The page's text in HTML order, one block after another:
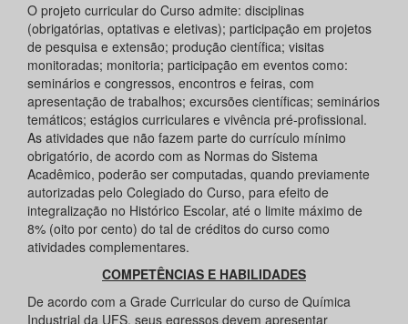
O projeto curricular do Curso admite: disciplinas
(obrigatórias, optativas e eletivas); participação em projetos
de pesquisa e extensão; produção científica; visitas
monitoradas; monitoria; participação em eventos como:
seminários e congressos, encontros e feiras, com
apresentação de trabalhos; excursões científicas; seminários
temáticos; estágios curriculares e vivência pré-profissional.
As atividades que não fazem parte do currículo mínimo
obrigatório, de acordo com as Normas do Sistema
Acadêmico, poderão ser computadas, quando previamente
autorizadas pelo Colegiado do Curso, para efeito de
integralização no Histórico Escolar, até o limite máximo de
8% (oito por cento) do tal de créditos do curso como
atividades complementares.
COMPETÊNCIAS E HABILIDADES
De acordo com a Grade Curricular do curso de Química
Industrial da UFS, seus egressos devem apresentar